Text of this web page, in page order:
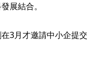
展結合。
3月才邀請中小企